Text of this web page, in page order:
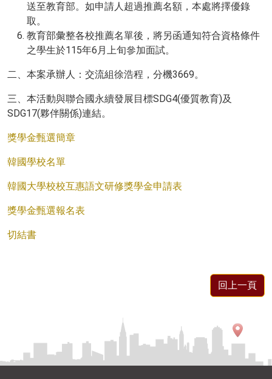
送至教育部。如申請人超過推薦名額，本處將擇優錄
取。
教育部彙整各校推薦名單後，將另函通知符合資格條件
之學生於115年6月上旬參加面試。
二、本案承辦人：交流組徐浩程，分機3669。
三、本活動與聯合國永續發展目標SDG4(優質教育)及
SDG17(夥伴關係)連結。
獎學金甄選簡章
韓國學校名單
韓國大學校校互惠語文研修獎學金申請表
獎學金甄選報名表
切結書
回上一頁